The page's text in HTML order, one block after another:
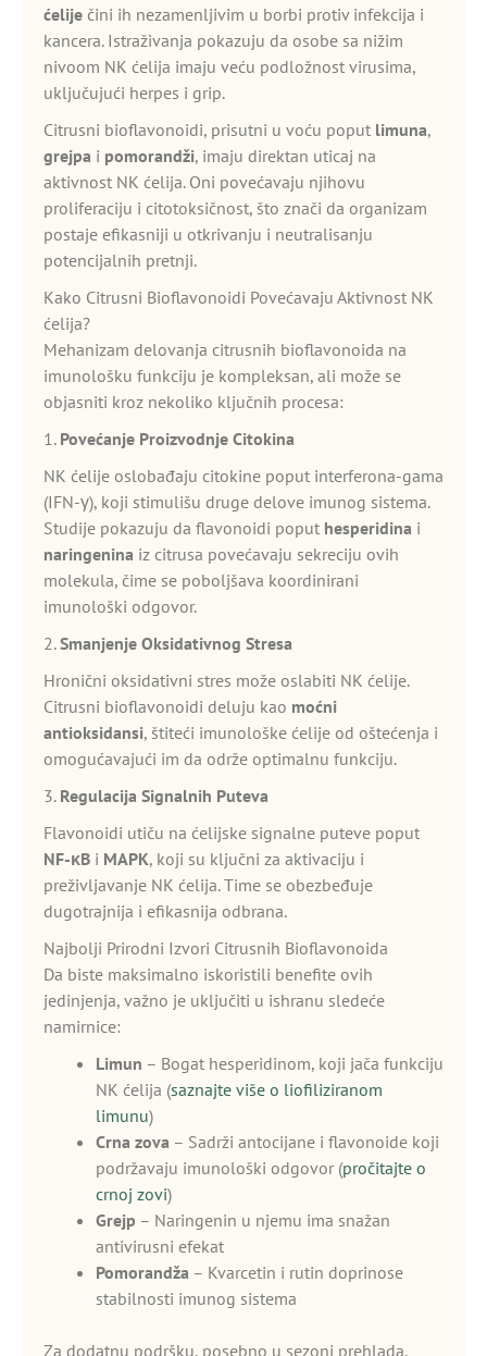
ćelije čini ih nezamenljivim u borbi protiv infekcija i
kancera. Istraživanja pokazuju da osobe sa nižim
nivoom NK ćelija imaju veću podložnost virusima,
uključujući herpes i grip.
Citrusni bioflavonoidi, prisutni u voću poput limuna,
grejpa i pomorandži, imaju direktan uticaj na
aktivnost NK ćelija. Oni povećavaju njihovu
proliferaciju i citotoksičnost, što znači da organizam
postaje efikasniji u otkrivanju i neutralisanju
potencijalnih pretnji.
Kako Citrusni Bioflavonoidi Povećavaju Aktivnost NK
ćelija?
Mehanizam delovanja citrusnih bioflavonoida na
imunološku funkciju je kompleksan, ali može se
objasniti kroz nekoliko ključnih procesa:
1. Povećanje Proizvodnje Citokina
NK ćelije oslobađaju citokine poput interferona-gama
(IFN-γ), koji stimulišu druge delove imunog sistema.
Studije pokazuju da flavonoidi poput hesperidina i
naringenina iz citrusa povećavaju sekreciju ovih
molekula, čime se poboljšava koordinirani
imunološki odgovor.
2.Smanjenje Oksidativnog Stresa
Hronični oksidativni stres može oslabiti NK ćelije.
Citrusni bioflavonoidi deluju kao moćni
antioksidansi, štiteći imunološke ćelije od oštećenja i
omogućavajući im da održe optimalnu funkciju.
3. Regulacija Signalnih Puteva
Flavonoidi utiču na ćelijske signalne puteve poput
NF-κB i MAPK, koji su ključni za aktivaciju i
preživljavanje NK ćelija. Time se obezbeđuje
dugotrajnija i efikasnija odbrana.
Najbolji Prirodni Izvori Citrusnih Bioflavonoida
Da biste maksimalno iskoristili benefite ovih
jedinjenja, važno je uključiti u ishranu sledeće
namirnice:
Limun – Bogat hesperidinom, koji jača funkciju
NK ćelija (saznajte više o liofiliziranom
limunu)
Crna zova – Sadrži antocijane i flavonoide koji
podržavaju imunološki odgovor (pročitajte o
crnoj zovi)
Grejp – Naringenin u njemu ima snažan
antivirusni efekat
Pomorandža – Kvarcetin i rutin doprinose
stabilnosti imunog sistema
Za dodatnu podršku, posebno u sezoni prehlada,